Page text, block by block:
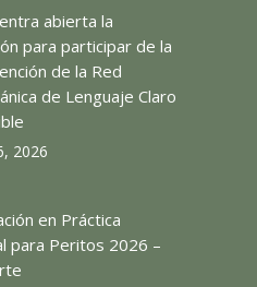
abierta la
para participar de la
de la Red
de Lenguaje Claro
2026
en Práctica
para Peritos 2026 –